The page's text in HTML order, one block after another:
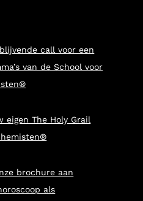
call voor een
van de School voor
eigen The Holy Grail
brochure aan
als